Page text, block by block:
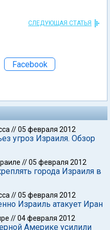
СЛЕДУЮЩАЯ СТАТЬЯ
Facebook
//05 февраля 2012
угроз Израиля. Обзор
//05 февраля 2012
города Израиля в
//05 февраля 2012
Израиль атакует Иран
//04 февраля 2012
Америке усилили